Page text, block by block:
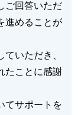
ご回答いただ
進めることが
いただき、
たことに感謝
てサポートを